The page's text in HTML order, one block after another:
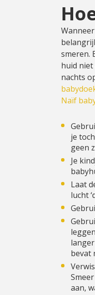
smeren.
huid niet
nachts
Naïf
je
geen
Je
Laat
lucht
bevat
aan,